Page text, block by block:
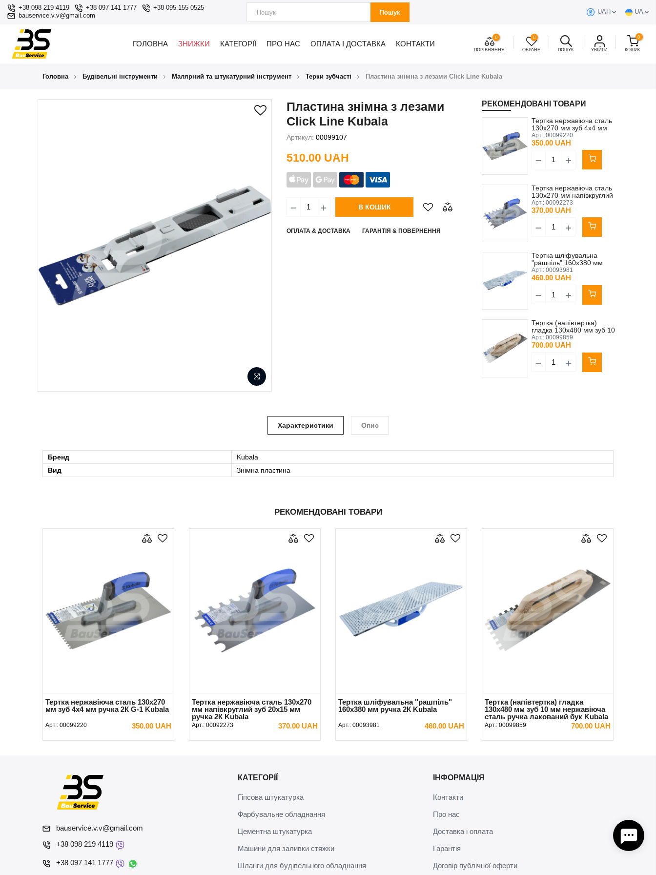
+38 098 219 4119 +38 097 141 1777
+38 095 155 0525
bauservice.v.v@gmail.com
Пошук UAH UA
ГОЛОВНА ЗНИЖКИ КАТЕГОРІЇ ПРО НАС ОПЛАТА І ДОСТАВКА КОНТАКТИ
0
ПОРІВНЯННЯ
0
ОБРАНЕ ПОШУК УВІЙТИ
0
КОШИК
Головна Будівельні інструменти Малярний та штукатурний інструмент Терки зубчасті Пластина знімна з лезами Click Line Kubala
Пластина знімна з лезами
Click Line Kubala
Артикул: 00099107
510.00 UAH
В КОШИК
ОПЛАТА & ДОСТАВКА ГАРАНТІЯ & ПОВЕРНЕННЯ
РЕКОМЕНДОВАНІ ТОВАРИ
Тертка нержавіюча сталь
130х270 мм зуб 4х4 мм
ручка 2К G-1 Kubala
Арт.: 00099220
350.00 UAH
Тертка нержавіюча сталь
130х270 мм напівкруглий
зуб 20х15 мм ручка 2К
Kubala
Арт.: 00092273
370.00 UAH
Тертка шліфувальна
"рашпіль" 160х380 мм
ручка 2К Kubala
Арт.: 00093981
460.00 UAH
Тертка (напівтертка)
гладка 130х480 мм зуб 10
мм нержавіюча сталь
ручка лакований бук
Арт.: 00099859
700.00 UAH
Характеристики Опис
Бренд
Kubala
Вид
Знімна пластина
РЕКОМЕНДОВАНІ ТОВАРИ
Тертка нержавіюча сталь 130х270
мм зуб 4х4 мм ручка 2К G-1 Kubala
Арт.: 00099220 350.00 UAH
В КОШИК
Тертка нержавіюча сталь 130х270
мм напівкруглий зуб 20х15 мм
ручка 2К Kubala
Арт.: 00092273 370.00 UAH
В КОШИК
Тертка шліфувальна "рашпіль"
160х380 мм ручка 2К Kubala
Арт.: 00093981 460.00 UAH
В КОШИК
Тертка (напівтертка) гладка
130х480 мм зуб 10 мм нержавіюча
сталь ручка лакований бук Kubala
Арт.: 00099859 700.00 UAH
В КОШИК
bauservice.v.v@gmail.com
+38 098 219 4119
+38 097 141 1777
КАТЕГОРІЇ
Гіпсова штукатурка
Фарбувальне обладнання
Цементна штукатурка
Машини для заливки стяжки
Шланги для будівельного обладнання
ІНФОРМАЦІЯ
Контакти
Про нас
Доставка і оплата
Гарантія
Договір публічної оферти